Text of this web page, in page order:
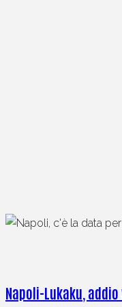
Napoli-Lukaku,